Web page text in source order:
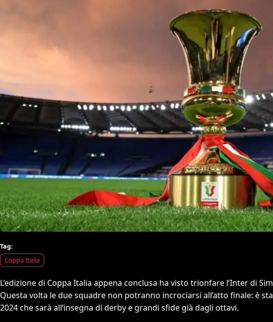
Tag:
Coppa Italia
L’edizione di Coppa Italia appena conclusa ha visto trionfare l’Inter di
Questa volta le due squadre non potranno incrociarsi all’atto finale: è
2024 che sarà all’insegna di derby e grandi sfide già dagli ottavi.